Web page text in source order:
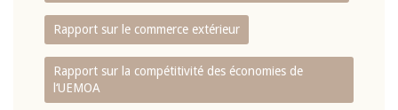
Rapport sur le commerce extérieur
Rapport sur la compétitivité des économies de
l‘UEMOA